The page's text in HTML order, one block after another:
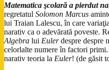
Matematica şcolară a pierdut
regretatul Solomon Marcus
lui Traian Lalescu, în care
narativ ca o adevărată poveste.
Algebra lui Eulerdespre despre
celorlalte numere în factori
narativ teoria la Euler! (de găsit